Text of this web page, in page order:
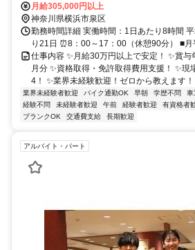
月給305,000円以上
神奈川県横浜市泉区
勤務時間詳細 実働時間：1日あたり8時間
り21日 ⏰8：00～17：00（休憩90分） ■
仕事内容 ✨月給30万円以上で安定！ ✨賞
月分 ✨資格取得・免許取得費用支援！ ✨現
4！ ✨業界未経験歓迎！ゼロから教えます！
業界未経験者歓迎 バイク通勤OK 早朝 学歴不問 車
経験不問
未経験者歓迎 午前 経験者歓迎 有資格者
ブランクOK
交通費支給 長期歓迎
アルバイト・パート